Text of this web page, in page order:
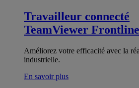
Travailleur connecté
TeamViewer Frontline
Améliorez votre efficacité avec la
industrielle.
En savoir plus